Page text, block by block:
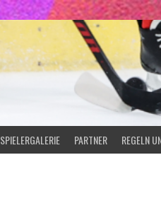
SPIELERGALERIE PARTNER REGELN